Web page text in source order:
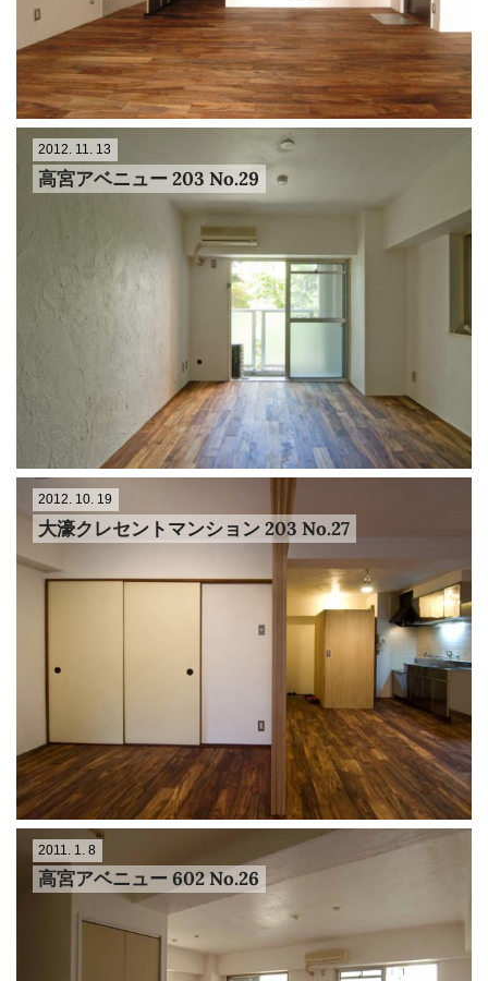
2012. 11. 13
高宮アベニュー 203 No.29
2012. 10. 19
大濠クレセントマンション 203 No.27
2011. 1. 8
高宮アベニュー 602 No.26